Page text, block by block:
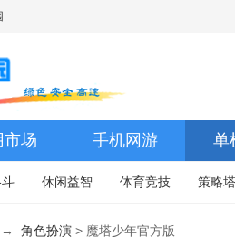
市场 手机网游 单
休闲益智 体育竞技 策略
→ 角色扮演 > 魔塔少年官方版